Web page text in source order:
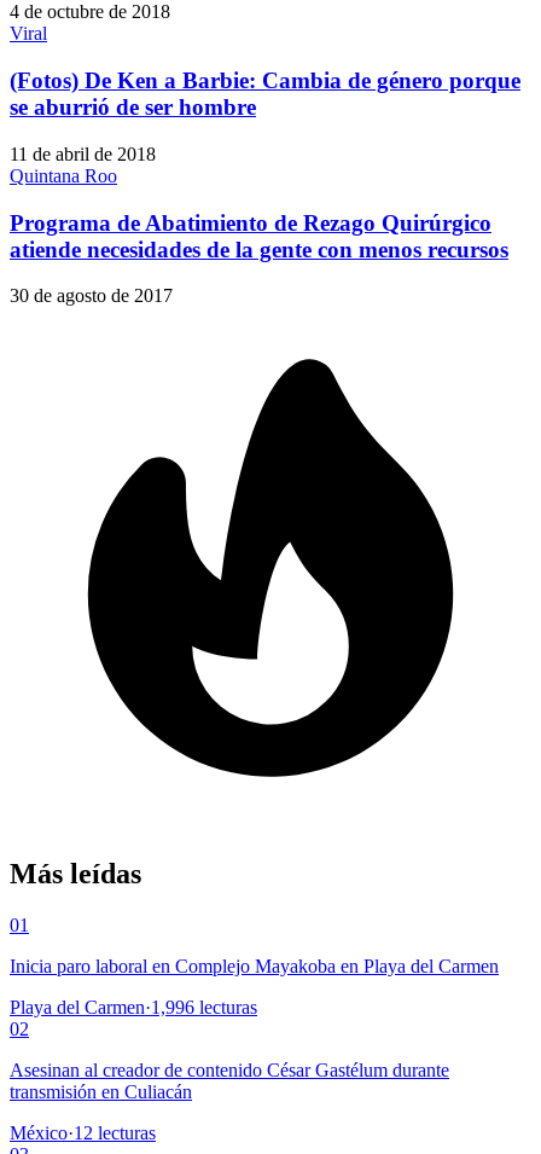
4 de octubre de 2018
Viral
(Fotos) De Ken a Barbie: Cambia de género porque
se aburrió de ser hombre
11 de abril de 2018
Quintana Roo
Programa de Abatimiento de Rezago Quirúrgico
atiende necesidades de la gente con menos recursos
30 de agosto de 2017
Más leídas
01
Inicia paro laboral en Complejo Mayakoba en Playa del Carmen
Playa del Carmen·1,996 lecturas
02
Asesinan al creador de contenido César Gastélum durante
transmisión en Culiacán
México·12 lecturas